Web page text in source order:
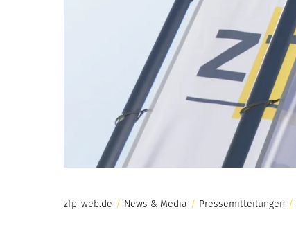
zfp-web.de / News & Media / Pressemitteilungen /